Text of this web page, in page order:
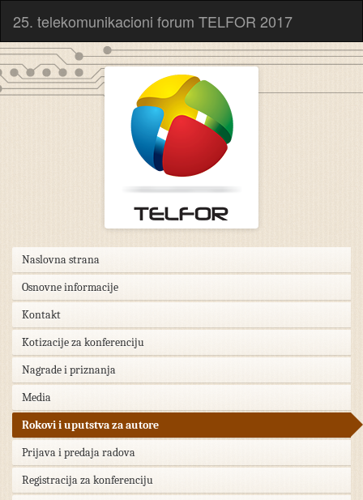
25. telekomunikacioni forum TELFOR 2017
Naslovna strana
Osnovne informacije
Kontakt
Kotizacije za konferenciju
Nagrade i priznanja
Media
Rokovi i uputstva za autore
Prijava i predaja radova
Registracija za konferenciju